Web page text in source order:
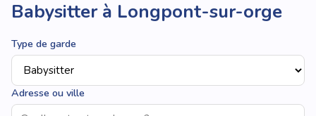
Babysitter à Longpont-sur-orge
Type de garde
Adresse ou ville